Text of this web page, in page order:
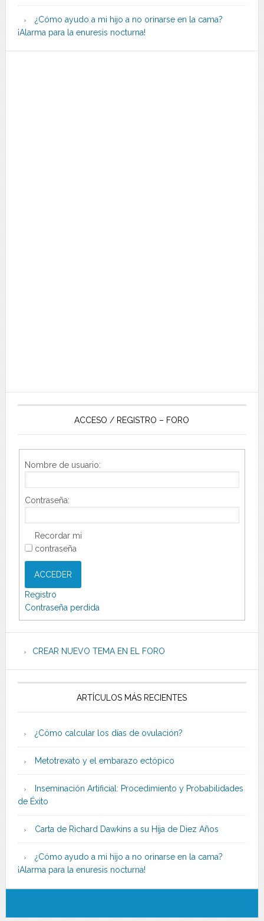
¿Cómo ayudo a mi hijo a no orinarse en la cama?
¡Alarma para la enuresis nocturna!
ACCESO / REGISTRO – FORO
Nombre de usuario:
Contraseña:
Recordar mi
contraseña
ACCEDER
Registro
Contraseña perdida
CREAR NUEVO TEMA EN EL FORO
ARTÍCULOS MÁS RECIENTES
¿Cómo calcular los días de ovulación?
Metotrexato y el embarazo ectópico
Inseminación Artificial: Procedimiento y Probabilidades
de Éxito
Carta de Richard Dawkins a su Hija de Diez Años
¿Cómo ayudo a mi hijo a no orinarse en la cama?
¡Alarma para la enuresis nocturna!